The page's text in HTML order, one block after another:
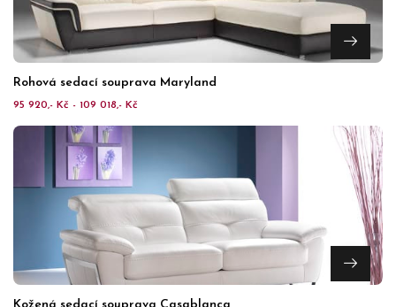
Rohová sedací souprava Maryland
95 920,- Kč - 109 018,- Kč